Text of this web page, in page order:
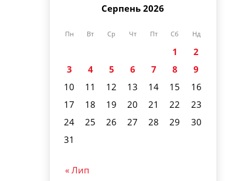
Серпень 2026
Пн Вт Ср Чт Пт Сб Нд
1
2
3
4 5 6 7 8
9
10
11 12 13 14 15
16
17
18 19 20 21 22
23
24
25 26 27 28 29
30
31
« Лип